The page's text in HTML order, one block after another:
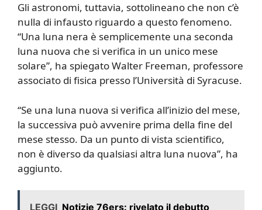
Gli astronomi, tuttavia, sottolineano che non c’è
nulla di infausto riguardo a questo fenomeno.
“Una luna nera è semplicemente una seconda
luna nuova che si verifica in un unico mese
solare”, ha spiegato Walter Freeman, professore
associato di fisica presso l’Università di Syracuse.
“Se una luna nuova si verifica all’inizio del mese,
la successiva può avvenire prima della fine del
mese stesso. Da un punto di vista scientifico,
non è diverso da qualsiasi altra luna nuova”, ha
aggiunto.
LEGGI Notizie 76ers: rivelato il debutto